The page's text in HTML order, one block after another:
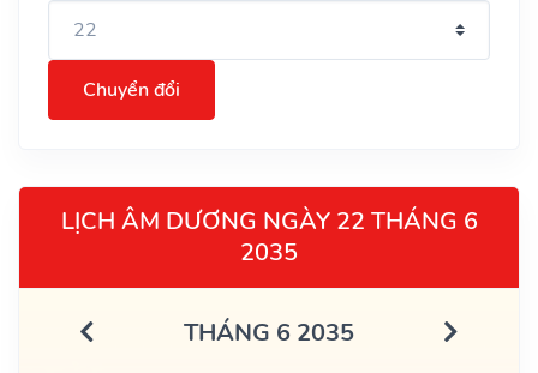
Chuyển đổi
LỊCH ÂM DƯƠNG NGÀY 22 THÁNG 6
2035
THÁNG 6 2035